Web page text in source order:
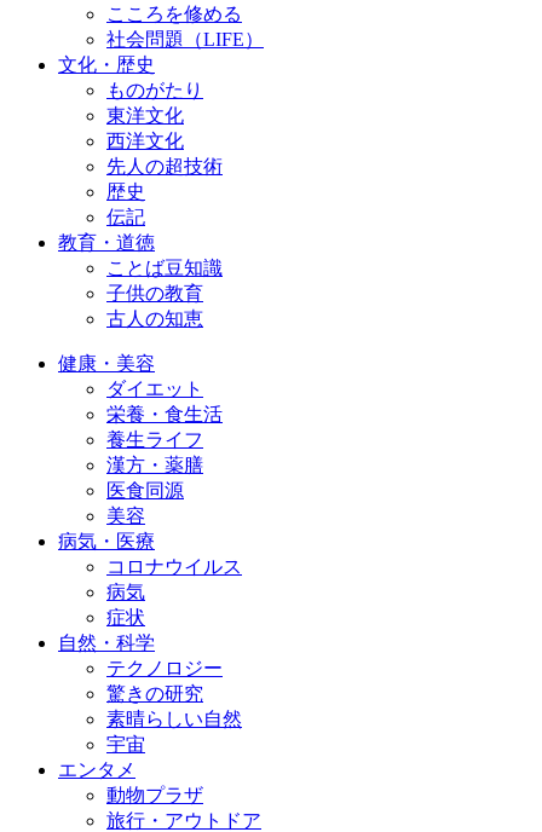
こころを修める
社会問題（LIFE）
文化・歴史
ものがたり
東洋文化
西洋文化
先人の超技術
歴史
伝記
教育・道徳
ことば豆知識
子供の教育
古人の知恵
健康・美容
ダイエット
栄養・食生活
養生ライフ
漢方・薬膳
医食同源
美容
病気・医療
コロナウイルス
病気
症状
自然・科学
テクノロジー
驚きの研究
素晴らしい自然
宇宙
エンタメ
動物プラザ
旅行・アウトドア